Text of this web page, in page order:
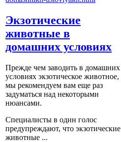
Экзотические
животные в
домашних условиях
Прежде чем заводить в домашних
условиях экзотическое животное,
мы рекомендуем вам еще раз
задуматься над некоторыми
нюансами.
Специалисты в один голос
предупреждают, что экзотические
животные ...